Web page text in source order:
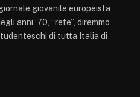
giovanile europeista
anni ‘70, “rete”, diremmo
di tutta Italia di